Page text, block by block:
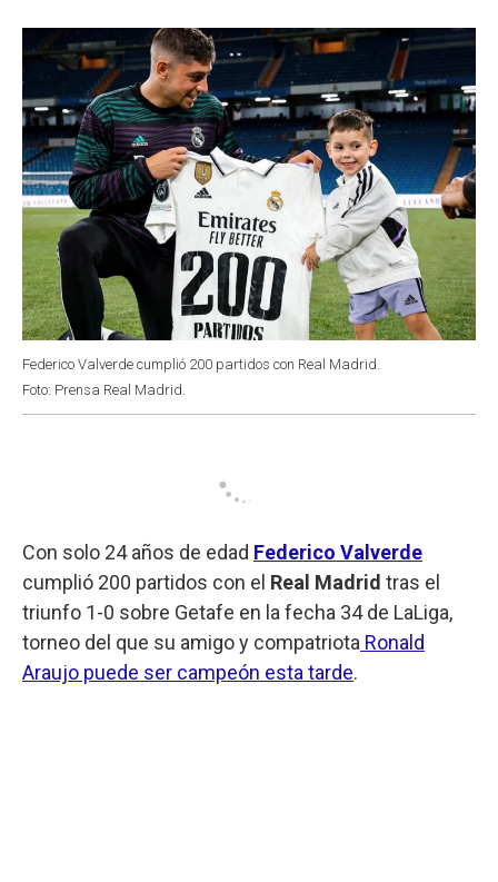
k
p
n
Federico Valverde cumplió 200 partidos con Real Madrid.
Foto: Prensa Real Madrid.
Con solo 24 años de edad Federico Valverde
cumplió 200 partidos con el Real Madrid tras el
triunfo 1-0 sobre Getafe en la fecha 34 de LaLiga,
torneo del que su amigo y compatriota Ronald
Araujo puede ser campeón esta tarde.